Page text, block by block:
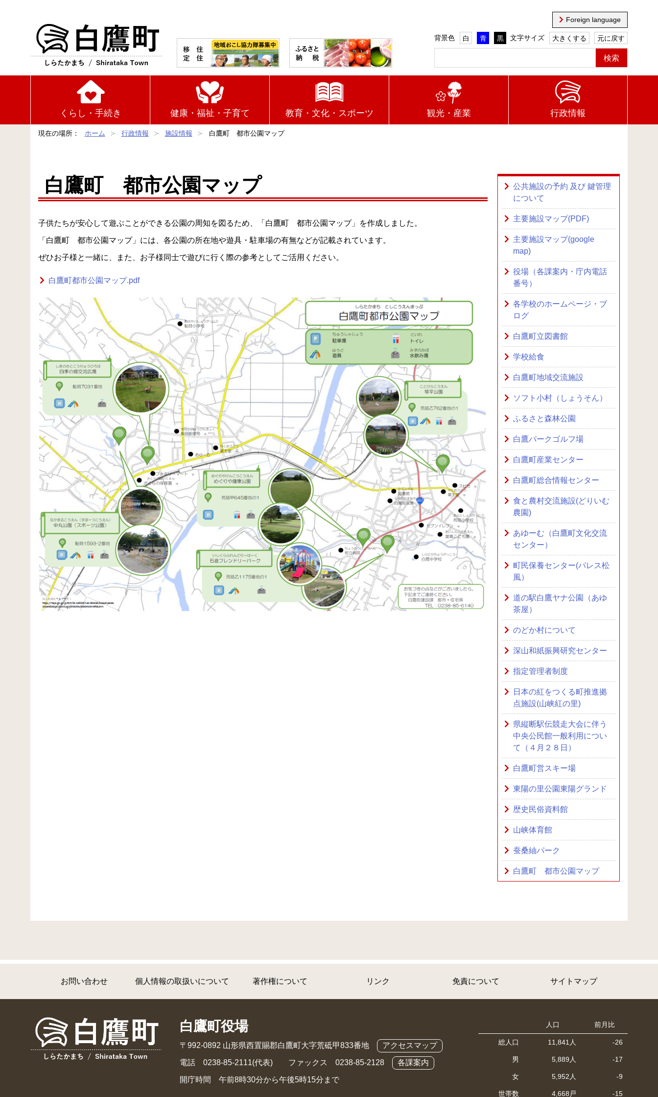
Foreign language
背景色 白 青 黒 文字サイズ 大きくする 元に戻す
くらし・手続き 健康・福祉・子育て 教育・文化・スポーツ 観光・産業 行政情報
現在の場所： ホーム 行政情報 施設情報 白鷹町 都市公園マップ
白鷹町 都市公園マップ
子供たちが安心して遊ぶことができる公園の周知を図るため、「白鷹町 都市公園マップ」を作成しました。
「白鷹町 都市公園マップ」には、各公園の所在地や遊具・駐車場の有無などが記載されています。
ぜひお子様と一緒に、また、お子様同士で遊びに行く際の参考としてご活用ください。
白鷹町都市公園マップ.pdf
公共施設の予約 及び 鍵管理
について
主要施設マップ(PDF)
主要施設マップ(google
map)
役場（各課案内・庁内電話
番号）
各学校のホームページ・ブ
ログ
白鷹町立図書館
学校給食
白鷹町地域交流施設
ソフト小村（しょうそん）
ふるさと森林公園
白鷹パークゴルフ場
白鷹町産業センター
白鷹町総合情報センター
食と農村交流施設(どりいむ
農園)
あゆーむ（白鷹町文化交流
センター）
町民保養センター(パレス松
風）
道の駅白鷹ヤナ公園（あゆ
茶屋）
のどか村について
深山和紙振興研究センター
指定管理者制度
日本の紅をつくる町推進拠
点施設(山峡紅の里)
県縦断駅伝競走大会に伴う
中央公民館一般利用につい
て（４月２８日）
白鷹町営スキー場
東陽の里公園東陽グランド
歴史民俗資料館
山峡体育館
蚕桑紬パーク
白鷹町 都市公園マップ
お問い合わせ 個人情報の取扱いについて 著作権について リンク 免責について サイトマップ
白鷹町役場
〒992-0892 山形県西置賜郡白鷹町大字荒砥甲833番地 アクセスマップ
電話 0238-85-2111(代表) ファックス 0238-85-2128 各課案内
開庁時間 午前8時30分から午後5時15分まで
人口 前月比
総人口 11,841人 -26
男 5,889人 -17
女 5,952人 -9
世帯数 4,668戸 -15